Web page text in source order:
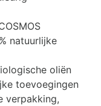
natuurlijke
oliën
toevoegingen
verpakking,